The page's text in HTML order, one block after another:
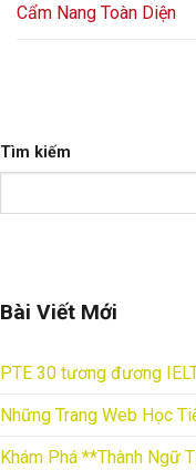
Cẩm Nang Toàn Diện
Tìm kiếm
Bài Viết Mới
PTE 30 tương đương
Những Trang Web Học
Khám Phá **Thành Ngữ